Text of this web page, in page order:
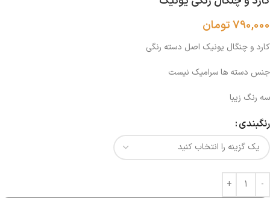
790,000تومان
کارد و چنگال یونیک اصل دسته رنگی
جنس دسته ها سرامیک نیست
سه رنگ زیبا
رنگبندی